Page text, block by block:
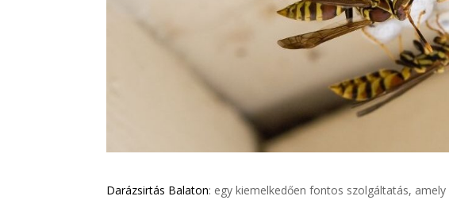
Darázsirtás Balaton: egy kiemelkedően fontos szolgáltatás,